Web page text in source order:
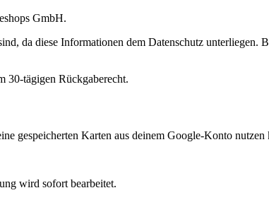
GmbH.
da diese Informationen dem Datenschutz unterliegen.
30-tägigen Rückgaberecht.
gespeicherten Karten aus deinem Google-Konto nutzen
wird sofort bearbeitet.